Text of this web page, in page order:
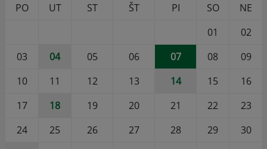
PO
UT ST ŠT PI SO
NE
01
02
03
04 05 06 07 08
09
10
11 12 13 14 15
16
17
18 19 20 21 22
23
24
25 26 27 28 29
30